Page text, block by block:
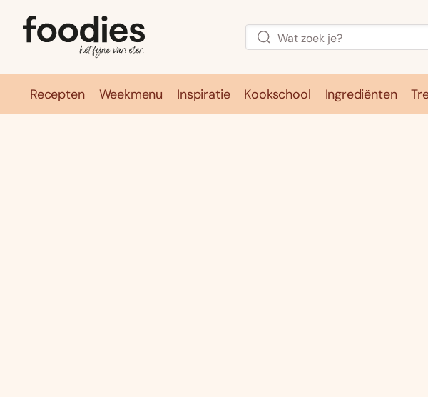
Recepten Weekmenu Inspiratie Kookschool Ingrediënten